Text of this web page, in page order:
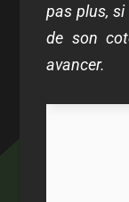
pas plus,
de son
avancer.